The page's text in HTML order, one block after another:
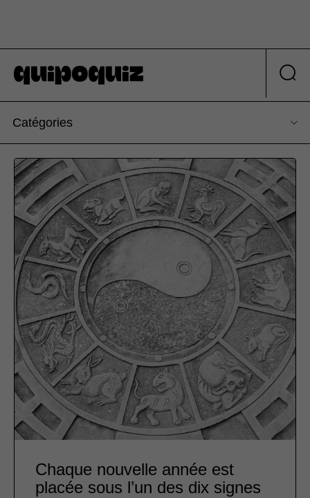
Catégories
Chaque nouvelle année est
placée sous l’un des dix signes